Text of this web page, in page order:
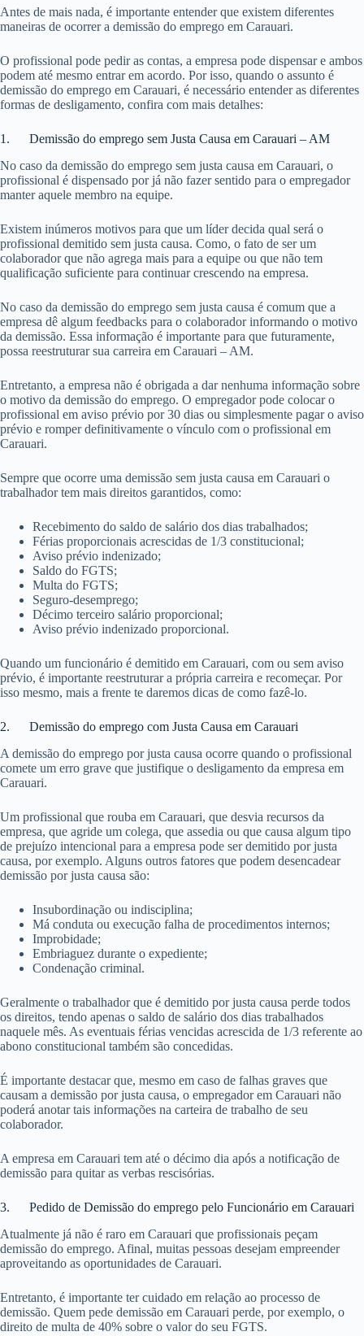
Antes de mais nada, é importante entender que existem diferentes
maneiras de ocorrer a demissão do emprego em Carauari.
O profissional pode pedir as contas, a empresa pode dispensar e ambos
podem até mesmo entrar em acordo. Por isso, quando o assunto é
demissão do emprego em Carauari, é necessário entender as diferentes
formas de desligamento, confira com mais detalhes:
1. Demissão do emprego sem Justa Causa em Carauari – AM
No caso da demissão do emprego sem justa causa em Carauari, o
profissional é dispensado por já não fazer sentido para o empregador
manter aquele membro na equipe.
Existem inúmeros motivos para que um líder decida qual será o
profissional demitido sem justa causa. Como, o fato de ser um
colaborador que não agrega mais para a equipe ou que não tem
qualificação suficiente para continuar crescendo na empresa.
No caso da demissão do emprego sem justa causa é comum que a
empresa dê algum feedbacks para o colaborador informando o motivo
da demissão. Essa informação é importante para que futuramente,
possa reestruturar sua carreira em Carauari – AM.
Entretanto, a empresa não é obrigada a dar nenhuma informação sobre
o motivo da demissão do emprego. O empregador pode colocar o
profissional em aviso prévio por 30 dias ou simplesmente pagar o aviso
prévio e romper definitivamente o vínculo com o profissional em
Carauari.
Sempre que ocorre uma demissão sem justa causa em Carauari o
trabalhador tem mais direitos garantidos, como:
Recebimento do saldo de salário dos dias trabalhados;
Férias proporcionais acrescidas de 1/3 constitucional;
Aviso prévio indenizado;
Saldo do FGTS;
Multa do FGTS;
Seguro-desemprego;
Décimo terceiro salário proporcional;
Aviso prévio indenizado proporcional.
Quando um funcionário é demitido em Carauari, com ou sem aviso
prévio, é importante reestruturar a própria carreira e recomeçar. Por
isso mesmo, mais a frente te daremos dicas de como fazê-lo.
2. Demissão do emprego com Justa Causa em Carauari
A demissão do emprego por justa causa ocorre quando o profissional
comete um erro grave que justifique o desligamento da empresa em
Carauari.
Um profissional que rouba em Carauari, que desvia recursos da
empresa, que agride um colega, que assedia ou que causa algum tipo
de prejuízo intencional para a empresa pode ser demitido por justa
causa, por exemplo. Alguns outros fatores que podem desencadear
demissão por justa causa são:
Insubordinação ou indisciplina;
Má conduta ou execução falha de procedimentos internos;
Improbidade;
Embriaguez durante o expediente;
Condenação criminal.
Geralmente o trabalhador que é demitido por justa causa perde todos
os direitos, tendo apenas o saldo de salário dos dias trabalhados
naquele mês. As eventuais férias vencidas acrescida de 1/3 referente ao
abono constitucional também são concedidas.
É importante destacar que, mesmo em caso de falhas graves que
causam a demissão por justa causa, o empregador em Carauari não
poderá anotar tais informações na carteira de trabalho de seu
colaborador.
A empresa em Carauari tem até o décimo dia após a notificação de
demissão para quitar as verbas rescisórias.
3. Pedido de Demissão do emprego pelo Funcionário em Carauari
Atualmente já não é raro em Carauari que profissionais peçam
demissão do emprego. Afinal, muitas pessoas desejam empreender
aproveitando as oportunidades de Carauari.
Entretanto, é importante ter cuidado em relação ao processo de
demissão. Quem pede demissão em Carauari perde, por exemplo, o
direito de multa de 40% sobre o valor do seu FGTS.